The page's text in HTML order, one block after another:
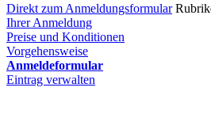
Direkt zum Anmeldungsformular
Ihrer Anmeldung
Preise und Konditionen
Vorgehensweise
Anmeldeformular
Eintrag verwalten